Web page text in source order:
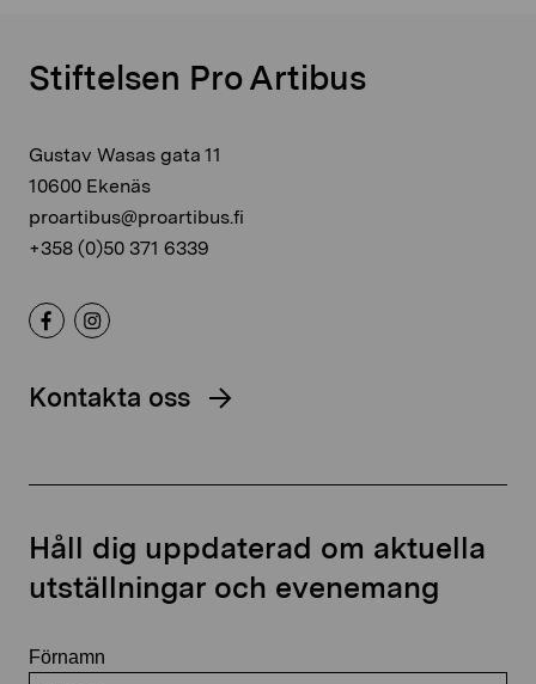
Stiftelsen Pro Artibus
Gustav Wasas gata 11
10600 Ekenäs
proartibus@proartibus.fi
+358 (0)50 371 6339
Kontakta oss
Håll dig uppdaterad om aktuella
utställningar och evenemang
Förnamn